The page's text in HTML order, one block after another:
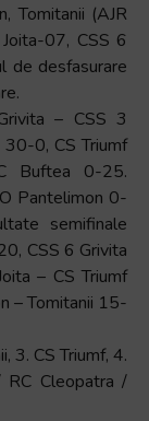
Tomitanii (AJR
07, CSS 6
de desfasurare
– CSS 3
0, CS Triumf
Buftea 0-25.
Pantelimon 0-
semifinale
CSS 6 Grivita
– CS Triumf
– Tomitanii 15-
3. CS Triumf, 4.
RC Cleopatra /